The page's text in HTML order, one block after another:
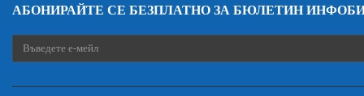
АБОНИРАЙТЕ СЕ БЕЗПЛАТНО ЗА БЮЛЕТИН